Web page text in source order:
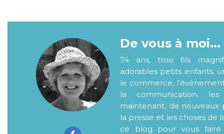
De vous à moi...
74 ans, trois fils
adorables petits enfants,
le commerce,
la communication,
maintenant, de nouveaux
la presse et les choses de
ce blog pour vous faire